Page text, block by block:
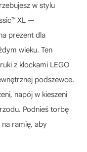
w stylu
XL —
prezent dla
wieku. Ten
z klockami LEGO
podszewce.
napój w kieszeni
Podnieś torbę
na ramię, aby